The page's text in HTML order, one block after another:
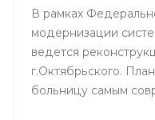
В рамках
модернизации
ведется
г.Октябрьского.
больницу самым